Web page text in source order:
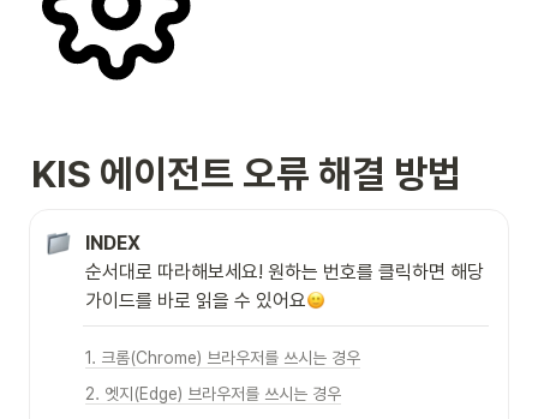
KIS 에이전트 오류 해결 방법
INDEX
순서대로 따라해보세요! 원하는 번호를 클릭하면 해당
가이드를 바로 읽을 수 있어요
1. 크롬(Chrome) 브라우저를 쓰시는 경우
2. 엣지(Edge) 브라우저를 쓰시는 경우